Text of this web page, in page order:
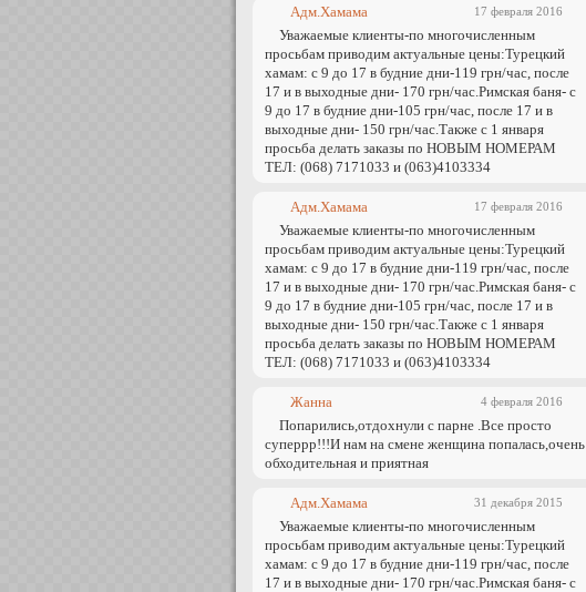
17 февраля 2016
Адм.Хамама
Уважаемые клиенты-по многочисленным
просьбам приводим актуальные цены:Турецкий
хамам: с 9 до 17 в будние дни-119 грн/час, после
17 и в выходные дни- 170 грн/час.Римская баня- с
9 до 17 в будние дни-105 грн/час, после 17 и в
выходные дни- 150 грн/час.Также с 1 января
просьба делать заказы по НОВЫМ НОМЕРАМ
ТЕЛ: (068) 7171033 и (063)4103334
17 февраля 2016
Адм.Хамама
Уважаемые клиенты-по многочисленным
просьбам приводим актуальные цены:Турецкий
хамам: с 9 до 17 в будние дни-119 грн/час, после
17 и в выходные дни- 170 грн/час.Римская баня- с
9 до 17 в будние дни-105 грн/час, после 17 и в
выходные дни- 150 грн/час.Также с 1 января
просьба делать заказы по НОВЫМ НОМЕРАМ
ТЕЛ: (068) 7171033 и (063)4103334
4 февраля 2016
Жанна
Попарились,отдохнули с парне .Все просто
суперрр!!!И нам на смене женщина попалась,очень
обходительная и приятная
31 декабря 2015
Адм.Хамама
Уважаемые клиенты-по многочисленным
просьбам приводим актуальные цены:Турецкий
хамам: с 9 до 17 в будние дни-119 грн/час, после
17 и в выходные дни- 170 грн/час.Римская баня- с